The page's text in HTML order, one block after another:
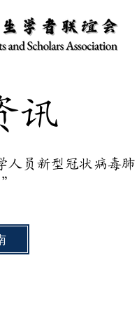
讯
人员新型冠状病毒